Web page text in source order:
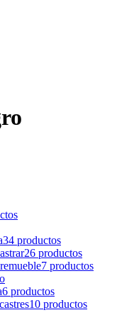
34 productos
26 productos
7 productos
6 productos
10 productos